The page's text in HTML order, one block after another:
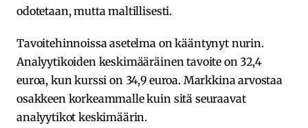
odotetaan, mutta maltillisesti.
Tavoitehinnoissa asetelma on kääntynyt nurin.
Analyytikoiden keskimääräinen tavoite on 32,4
euroa, kun kurssi on 34,9 euroa. Markkina arvostaa
osakkeen korkeammalle kuin sitä seuraavat
analyytikot keskimäärin.